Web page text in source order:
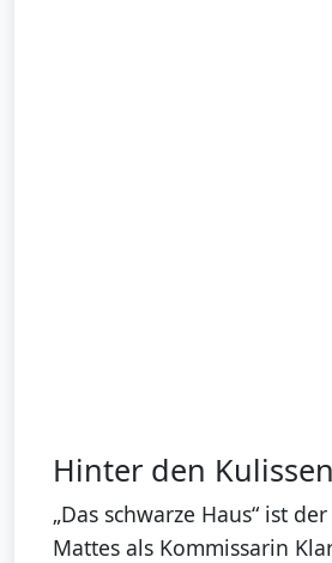
Hinter den Kulissen
„Das schwarze Haus“ ist
Mattes als Kommissarin